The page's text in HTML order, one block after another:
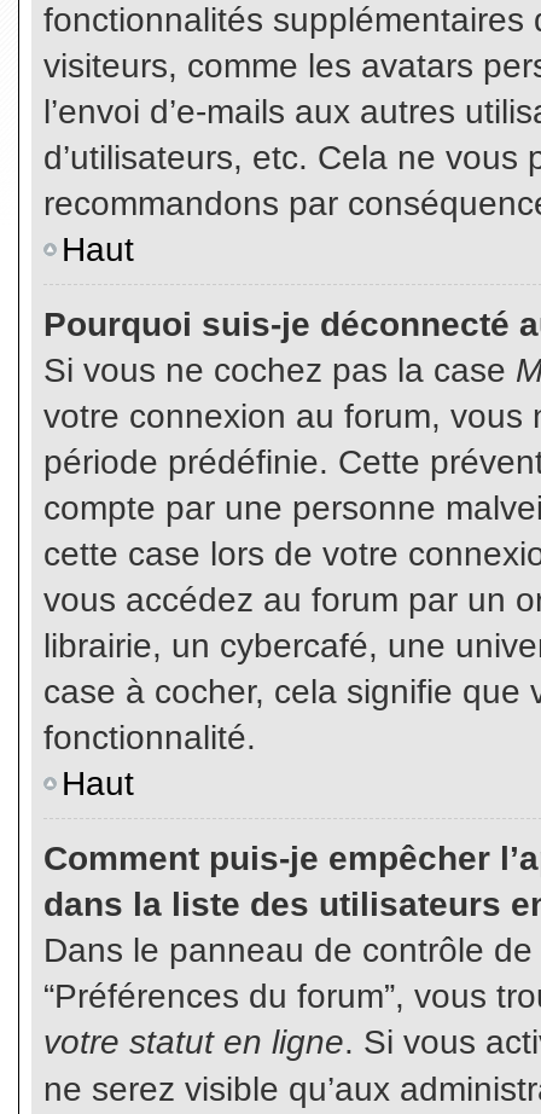
fonctionnalités
visiteurs, comme les avatars
l’envoi d’e-mails aux autres
d’utilisateurs, etc. Cela ne vous
recommandons par
Haut
Pourquoi suis-je déconnecté
Si vous ne cochez pas la case
votre connexion au forum,
période prédéfinie. Cette
compte par une personne
cette case lors de votre
vous accédez au forum par un
librairie, un cybercafé, une
case à cocher, cela signifie que
fonctionnalité.
Haut
Comment puis-je empêcher
dans la liste des utilisateurs
Dans le panneau de contrôle
“Préférences du forum”, vous
votre statut en ligne. Si vous
ne serez visible qu’aux